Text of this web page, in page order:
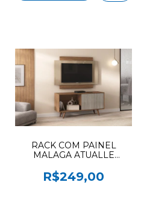
RACK COM PAINEL
MALAGA ATUALLE
REFLECTA
R$249,00